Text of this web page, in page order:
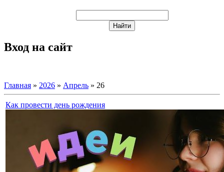
Вход на сайт
Главная » 2026 » Апрель » 26
Как провести день рождения